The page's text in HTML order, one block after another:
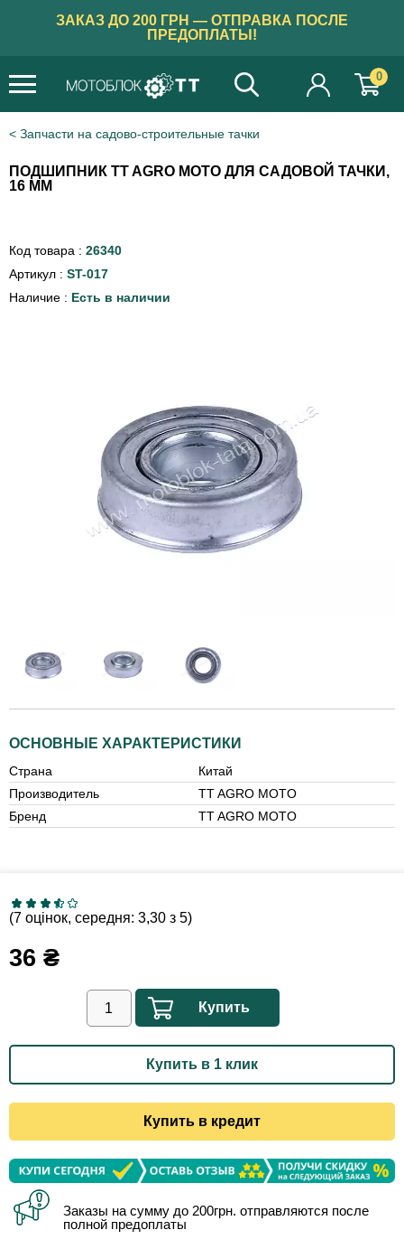
ЗАКАЗ ДО 200 ГРН — ОТПРАВКА ПОСЛЕ
ПРЕДОПЛАТЫ!
0
Запчасти на садово-строительные тачки
ПОДШИПНИК TT AGRO MOTO ДЛЯ САДОВОЙ ТАЧКИ,
16 ММ
Код товара : 26340
Артикул : ST-017
Наличие : Есть в наличии
ОСНОВНЫЕ ХАРАКТЕРИСТИКИ
Страна
Китай
Производитель
TT AGRO MOTO
Бренд
TT AGRO MOTO
(7 оцінок, середня: 3,30 з 5)
36 ₴
Купить
Купить в 1 клик
Купить в кредит
Заказы на сумму до 200грн. отправляются после
полной предоплаты